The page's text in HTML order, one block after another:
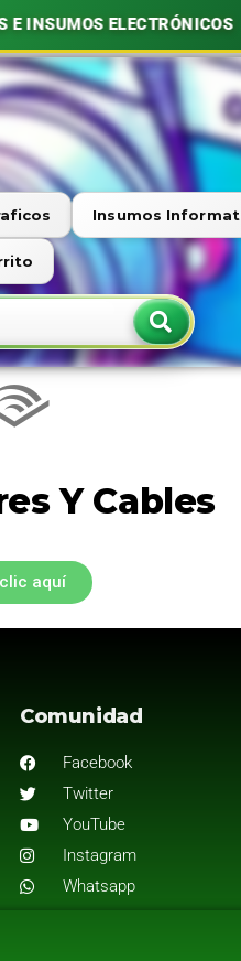
ELECTRÓNICOS |
Insumos
Y Cables
aquí
Comunidad
Facebook
Twitter
YouTube
Instagram
Whatsapp